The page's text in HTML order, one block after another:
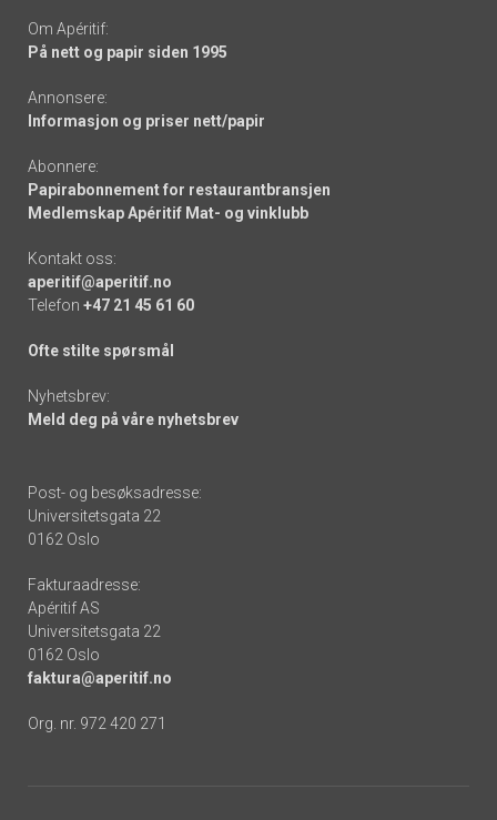
Om Apéritif:
På nett og papir siden 1995
Annonsere:
Informasjon og priser nett/papir
Abonnere:
Papirabonnement for restaurantbransjen
Medlemskap Apéritif Mat- og vinklubb
Kontakt oss:
aperitif@aperitif.no
Telefon +47 21 45 61 60
Ofte stilte spørsmål
Nyhetsbrev:
Meld deg på våre nyhetsbrev
Post- og besøksadresse:
Universitetsgata 22
0162 Oslo
Fakturaadresse:
Apéritif AS
Universitetsgata 22
0162 Oslo
faktura@aperitif.no
Org. nr. 972 420 271